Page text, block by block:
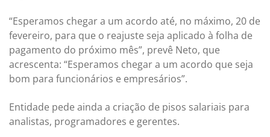
“Esperamos chegar a um acordo até, no máximo, 20 de
fevereiro, para que o reajuste seja aplicado à folha de
pagamento do próximo mês”, prevê Neto, que
acrescenta: “Esperamos chegar a um acordo que seja
bom para funcionários e empresários”.
Entidade pede ainda a criação de pisos salariais para
analistas, programadores e gerentes.